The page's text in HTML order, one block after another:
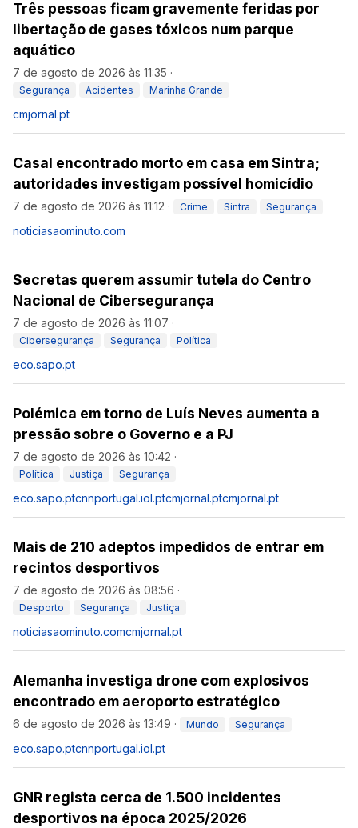
Três pessoas ficam gravemente feridas por
libertação de gases tóxicos num parque
aquático
7 de agosto de 2026 às 11:35 ·
Segurança Acidentes Marinha Grande
cmjornal.pt
Casal encontrado morto em casa em Sintra;
autoridades investigam possível homicídio
7 de agosto de 2026 às 11:12 · Crime Sintra Segurança
noticiasaominuto.com
Secretas querem assumir tutela do Centro
Nacional de Cibersegurança
7 de agosto de 2026 às 11:07 ·
Cibersegurança Segurança Política
eco.sapo.pt
Polémica em torno de Luís Neves aumenta a
pressão sobre o Governo e a PJ
7 de agosto de 2026 às 10:42 ·
Política Justiça Segurança
eco.sapo.ptcnnportugal.iol.ptcmjornal.ptcmjornal.pt
Mais de 210 adeptos impedidos de entrar em
recintos desportivos
7 de agosto de 2026 às 08:56 ·
Desporto Segurança Justiça
noticiasaominuto.comcmjornal.pt
Alemanha investiga drone com explosivos
encontrado em aeroporto estratégico
6 de agosto de 2026 às 13:49 · Mundo Segurança
eco.sapo.ptcnnportugal.iol.pt
GNR regista cerca de 1.500 incidentes
desportivos na época 2025/2026